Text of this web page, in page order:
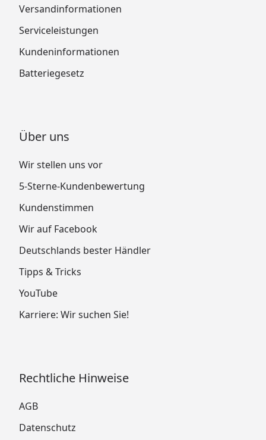
Versandinformationen
Serviceleistungen
Kundeninformationen
Batteriegesetz
Über uns
Wir stellen uns vor
5-Sterne-Kundenbewertung
Kundenstimmen
Wir auf Facebook
Deutschlands bester Händler
Tipps & Tricks
YouTube
Karriere: Wir suchen Sie!
Rechtliche Hinweise
AGB
Datenschutz